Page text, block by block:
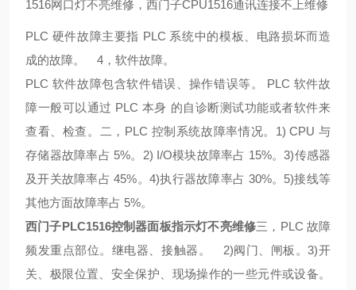
1516网口灯不亮维修，西门子CPU1516通讯连接不上维修
PLC 硬件故障主要指 PLC 系统中的模板、电路损坏而造
成的故障。
4，软件故障。
PLC 软件故障包含软件错误、操作错误等。 PLC 软件故
障一般可以通过 PLC 本身 的自诊断测试功能或者软件来
查看、检查。
二，PLC 控制系统故障率情况。 1) CPU 与
存储器故障率占 5%。 2) I/O模块故障率占 15%。3)传感器
及开关故障率占 45%。 4)执行器故障率占 30%。 5)接线等
其他方面故障率占 5%。
西门子PLC1516控制器面板指示灯不亮维修三，PLC 故障
频发重点部位。 继电器、接触器。 2)阀门、闸板。3)开
关、极限位置、安全保护、现场操作的一些元件或设备。